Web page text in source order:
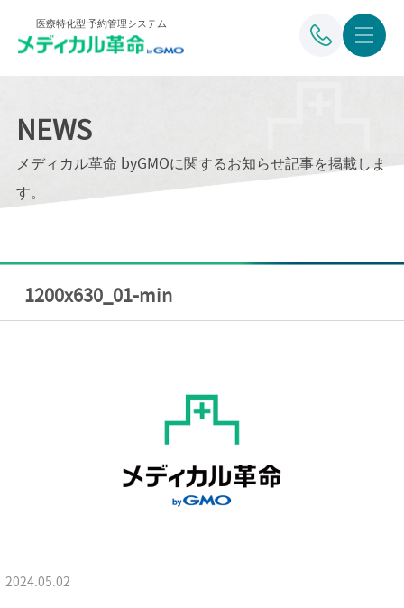
医療特化型 予約管理システム
NEWS
メディカル革命 byGMOに関するお知らせ記事を掲載しま
す。
1200x630_01-min
2024.05.02